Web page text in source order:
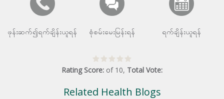
ဖုန်းဆက်၍ရက်ချိန်းယူရန် စုံစမ်းမေးမြန်းရန် ရက်ချိန်းယူရန်
Rating Score: of 10, Total Vote:
Related Health Blogs